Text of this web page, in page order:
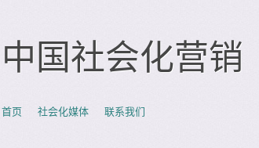
中国社会化营销
Menu
Skip to content
首页 社会化媒体 联系我们